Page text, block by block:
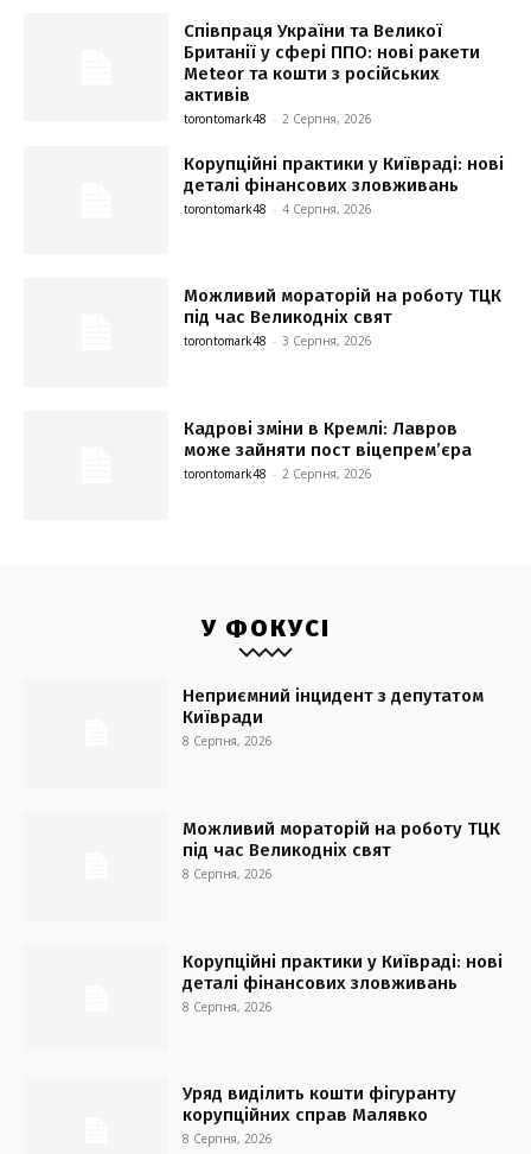
Співпраця України та Великої
Британії у сфері ППО: нові ракети
Meteor та кошти з російських
активів
torontomark48 - 2 Серпня, 2026
Корупційні практики у Київраді: нові
деталі фінансових зловживань
torontomark48 - 4 Серпня, 2026
Можливий мораторій на роботу ТЦК
під час Великодніх свят
torontomark48 - 3 Серпня, 2026
Кадрові зміни в Кремлі: Лавров
може зайняти пост віцепрем’єра
torontomark48 - 2 Серпня, 2026
У ФОКУСІ
Неприємний інцидент з депутатом
Київради
8 Серпня, 2026
Можливий мораторій на роботу ТЦК
під час Великодніх свят
8 Серпня, 2026
Корупційні практики у Київраді: нові
деталі фінансових зловживань
8 Серпня, 2026
Уряд виділить кошти фігуранту
корупційних справ Малявко
8 Серпня, 2026